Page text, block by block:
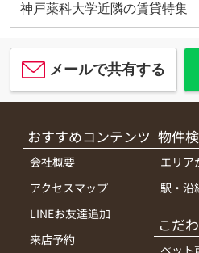
神戸薬科大学近隣の賃貸特集
メールで共有する
おすすめコンテンツ
会社概要
アクセスマップ
LINEお友達追加
来店予約
物件
エリア
駅・沿
こだ